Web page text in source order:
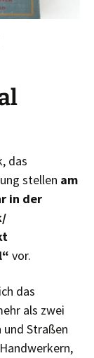
das
stellen am
in der
vor.
das
als zwei
Straßen